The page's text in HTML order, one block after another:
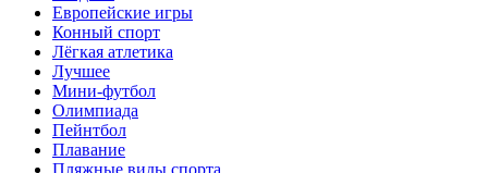
Европейские игры
Конный спорт
Лёгкая атлетика
Лучшее
Мини-футбол
Олимпиада
Пейнтбол
Плавание